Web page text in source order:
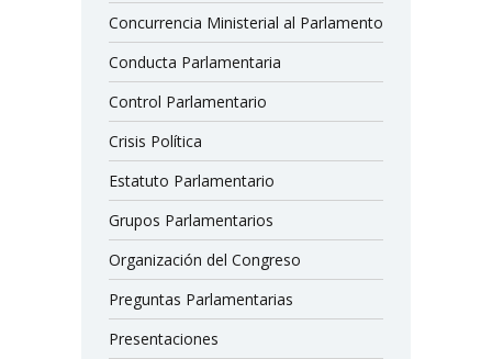
Concurrencia Ministerial al Parlamento
Conducta Parlamentaria
Control Parlamentario
Crisis Política
Estatuto Parlamentario
Grupos Parlamentarios
Organización del Congreso
Preguntas Parlamentarias
Presentaciones